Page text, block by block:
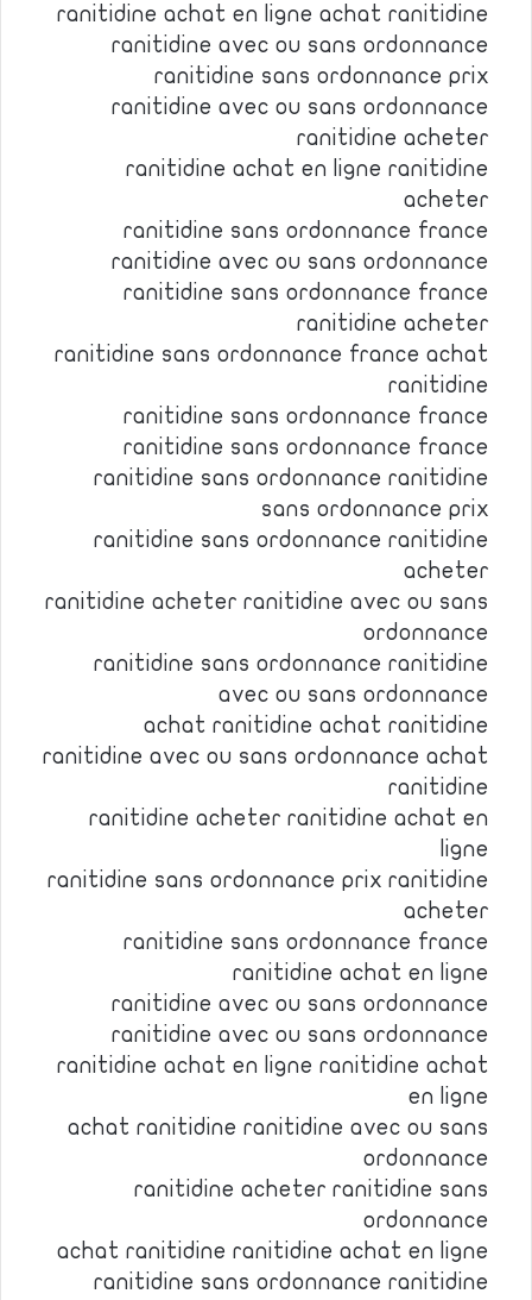
ranitidine achat en ligne achat ranitidine
ranitidine avec ou sans ordonnance
ranitidine sans ordonnance prix
ranitidine avec ou sans ordonnance
ranitidine acheter
ranitidine achat en ligne ranitidine
acheter
ranitidine sans ordonnance france
ranitidine avec ou sans ordonnance
ranitidine sans ordonnance france
ranitidine acheter
ranitidine sans ordonnance france achat
ranitidine
ranitidine sans ordonnance france
ranitidine sans ordonnance france
ranitidine sans ordonnance ranitidine
sans ordonnance prix
ranitidine sans ordonnance ranitidine
acheter
ranitidine acheter ranitidine avec ou sans
ordonnance
ranitidine sans ordonnance ranitidine
avec ou sans ordonnance
achat ranitidine achat ranitidine
ranitidine avec ou sans ordonnance achat
ranitidine
ranitidine acheter ranitidine achat en
ligne
ranitidine sans ordonnance prix ranitidine
acheter
ranitidine sans ordonnance france
ranitidine achat en ligne
ranitidine avec ou sans ordonnance
ranitidine avec ou sans ordonnance
ranitidine achat en ligne ranitidine achat
en ligne
achat ranitidine ranitidine avec ou sans
ordonnance
ranitidine acheter ranitidine sans
ordonnance
achat ranitidine ranitidine achat en ligne
ranitidine sans ordonnance ranitidine